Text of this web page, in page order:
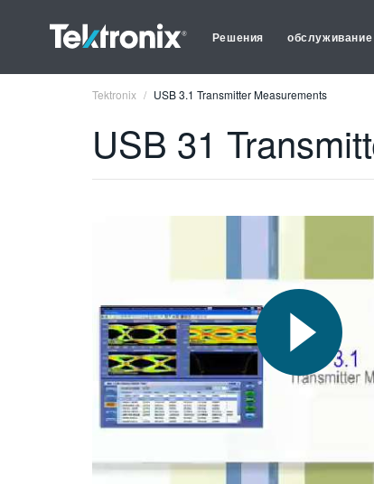
Решения обслуживание
Tektronix USB 3.1 Transmitter Measurements
USB 31